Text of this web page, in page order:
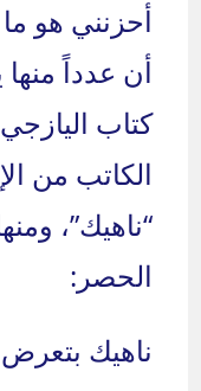
أحزنني هو
أن عدداً
كتاب
الكاتب من
“ناهيك”،
الحصر:
ناهيك